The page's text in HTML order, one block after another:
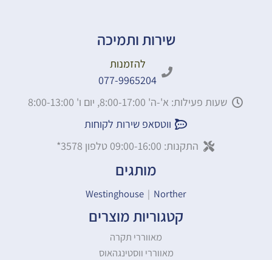
שירות ותמיכה
להזמנות
077-9965204
שעות פעילות: א'-ה' 8:00-17:00, יום ו' 8:00-13:00
ווטסאפ שירות לקוחות
התקנות: 09:00-16:00 טלפון 3578*
מותגים
Westinghouse | Norther
קטגוריות מוצרים
מאווררי תקרה
מאווררי ווסטינגהאוס